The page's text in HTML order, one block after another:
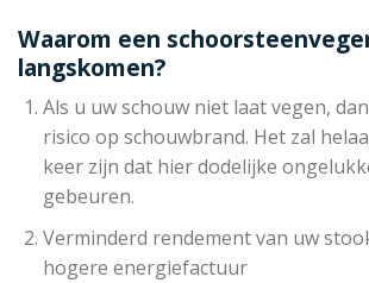
Waarom een
langskomen?
Als u uw schouw niet laat vegen,
risico op schouwbrand. Het zal
keer zijn dat hier dodelijke
gebeuren.
Verminderd rendement van uw
hogere energiefactuur